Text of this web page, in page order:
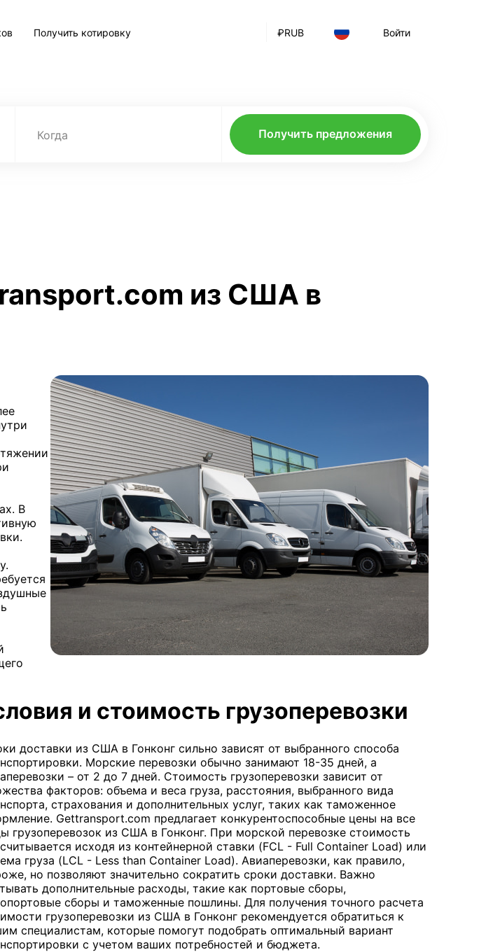
₽RUB Войти
Получить котировку
Когда Получить предложения
из США в
В
и стоимость грузоперевозки
доставки из США в Гонконг сильно зависят от выбранного способа
Морские перевозки обычно занимают 18-35 дней, а
– от 2 до 7 дней. Стоимость грузоперевозки зависит от
факторов: объема и веса груза, расстояния, выбранного вида
страхования и дополнительных услуг, таких как таможенное
Gettransport.com предлагает конкурентоспособные цены на все
грузоперевозок из США в Гонконг. При морской перевозке стоимость
исходя из контейнерной ставки (FCL - Full Container Load) или
груза (LCL - Less than Container Load). Авиаперевозки, как правило,
но позволяют значительно сократить сроки доставки. Важно
дополнительные расходы, такие как портовые сборы,
сборы и таможенные пошлины. Для получения точного расчета
грузоперевозки из США в Гонконг рекомендуется обратиться к
специалистам, которые помогут подобрать оптимальный вариант
с учетом ваших потребностей и бюджета.